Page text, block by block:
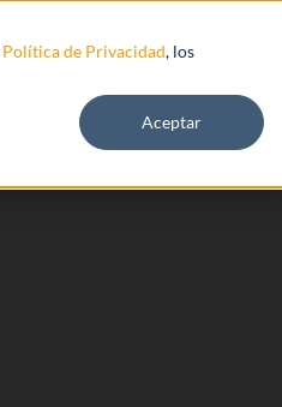
Política de Privacidad, los
Aceptar